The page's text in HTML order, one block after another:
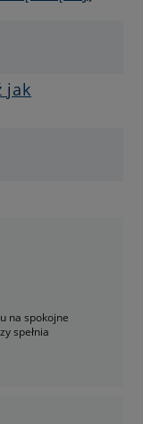
jak
na spokojne
spełnia